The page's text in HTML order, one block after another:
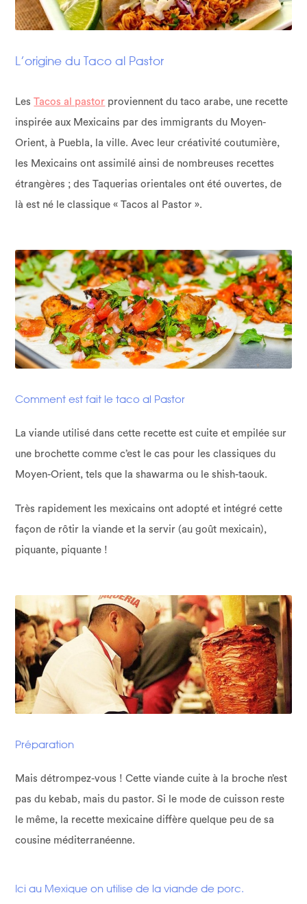
L’origine du Taco al Pastor
LesTacos al pastor proviennent du taco arabe, une recette
inspirée aux Mexicains par des immigrants du Moyen-
Orient, à Puebla, la ville. Avec leur créativité coutumière,
les Mexicains ont assimilé ainsi de nombreuses recettes
étrangères ; des Taquerias orientales ont été ouvertes, de
là est né le classique « Tacos al Pastor ».
Comment est fait le taco al Pastor
La viande utilisé dans cette recette est cuite et empilée sur
une brochette comme c’est le cas pour les classiques du
Moyen-Orient, tels que la shawarma ou le shish-taouk.
Très rapidement les mexicains ont adopté et intégré cette
façon de rôtir la viande et la servir (au goût mexicain),
piquante, piquante !
Préparation
Mais détrompez-vous ! Cette viande cuite à la broche n’est
pas du kebab, mais du pastor. Si le mode de cuisson reste
le même, la recette mexicaine diffère quelque peu de sa
cousine méditerranéenne.
Ici au Mexique on utilise de la viande de porc.